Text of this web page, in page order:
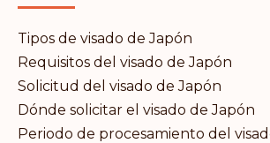
Tipos de visado de Japón
Requisitos del visado de Japón
Solicitud del visado de Japón
Dónde solicitar el visado de Japón
Periodo de procesamiento del